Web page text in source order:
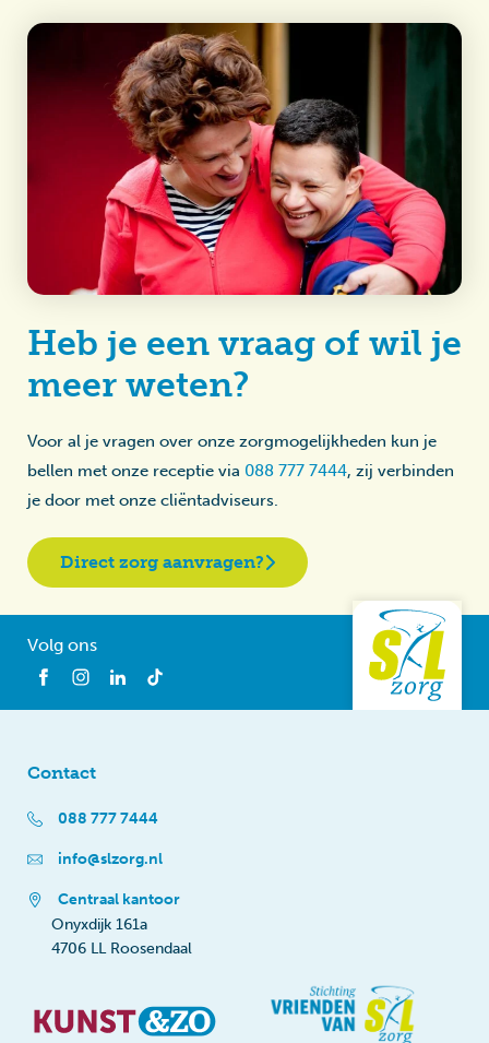
Heb je een vraag of wil je
meer weten?
Voor al je vragen over onze zorgmogelijkheden kun je
bellen met onze receptie via 088 777 7444, zij verbinden
je door met onze cliëntadviseurs.
Direct zorg aanvragen?
Volg ons
Contact
088 777 7444
info@slzorg.nl
Centraal kantoor
Onyxdijk 161a
4706 LL Roosendaal